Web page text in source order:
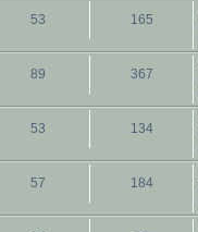
53 165
89 367
53 134
57 184